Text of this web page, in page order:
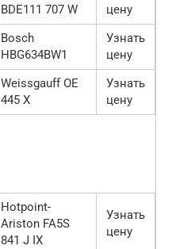
BDE111 707 W
цену
Bosch
HBG634BW1
Узнать
цену
Weissgauff OE
445 X
Узнать
цену
Hotpoint-
Ariston FA5S
841 J IX
Узнать
цену